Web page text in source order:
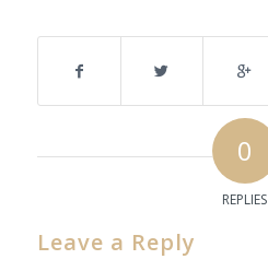
0
REPLIES
Leave a Reply